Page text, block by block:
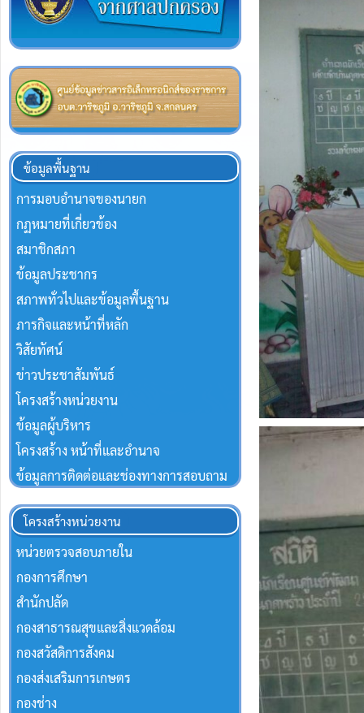
ข้อมูลพื้นฐาน
การมอบอำนาจของนายก
กฏหมายที่เกี่ยวข้อง
สมาชิกสภา
ข้อมูลประชากร
สภาพทั่วไปและข้อมูลพื้นฐาน
ภารกิจและหน้าที่หลัก
วิสัยทัศน์
ข่าวประชาสัมพันธ์
โครงสร้างหน่วยงาน
ข้อมูลผู้บริหาร
โครงสร้าง หน้าที่และอำนาจ
ข้อมูลการติดต่อและช่องทางการสอบถาม
โครงสร้างหน่วยงาน
หน่วยตรวจสอบภายใน
กองการศึกษา
สำนักปลัด
กองสาธารณสุขและสิ่งแวดล้อม
กองสวัสดิการสังคม
กองส่งเสริมการเกษตร
กองช่าง